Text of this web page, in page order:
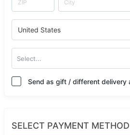
United States
Select...
Send as gift / different delivery
SELECT PAYMENT METHOD